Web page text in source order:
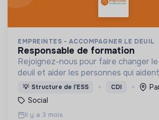
EMPREINTES - ACCOMPAGNER LE DEUIL
responsable de formation
Rejoignez-nous pour faire changer
deuil et aider les personnes qui
💡 Structure de l’ESS CDI
Social
Il y a 3 mois